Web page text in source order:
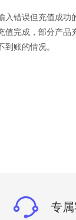
错误但充值成功
完成，部分产品
账的情况。
专